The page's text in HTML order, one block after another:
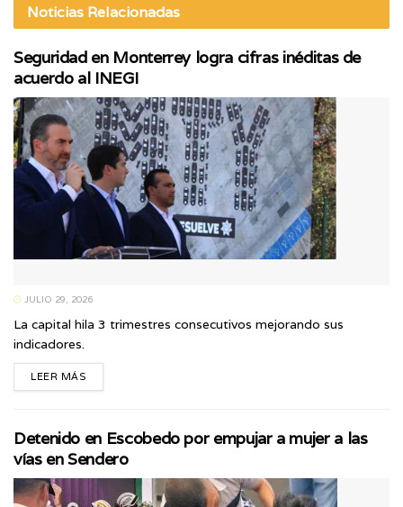
Noticias Relacionadas
Seguridad en Monterrey logra cifras inéditas de
acuerdo al INEGI
JULIO 29, 2026
La capital hila 3 trimestres consecutivos mejorando sus
indicadores.
LEER MÁS
Detenido en Escobedo por empujar a mujer a las
vías en Sendero